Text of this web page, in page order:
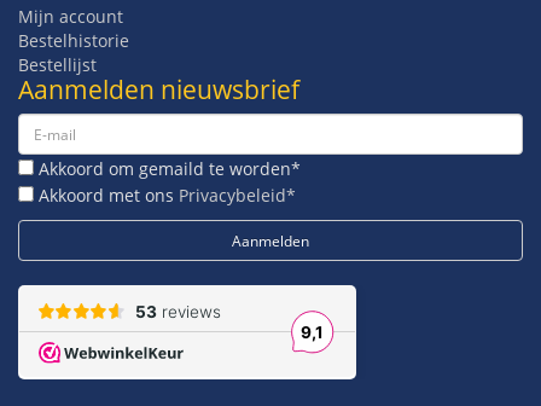
Mijn account
Bestelhistorie
Bestellijst
Aanmelden nieuwsbrief
Akkoord om gemaild te worden*
Akkoord met ons Privacybeleid*